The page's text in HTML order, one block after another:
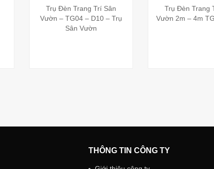
Trụ Đèn Trang Trí Sân
Vườn – TG04 – D10 – Trụ
Sân Vườn
Trụ Đèn Trang
Vườn 2m – 4m
THÔNG TIN CÔNG TY